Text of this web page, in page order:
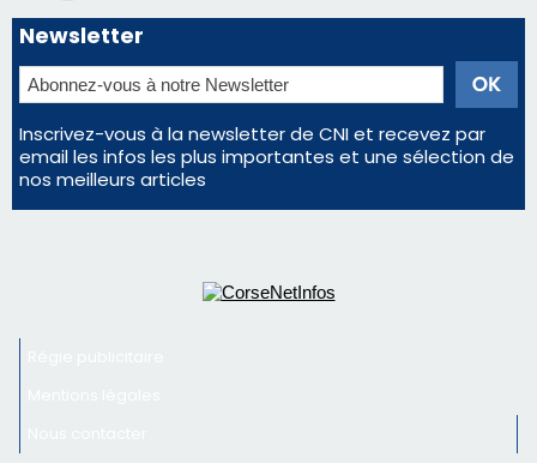
Régie publicitaire
Mentions légales
Nous contacter